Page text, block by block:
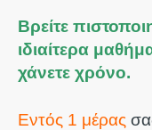
Βρείτε
ιδιαίτερα
χάνετε χρόνο.
Εντός 1 μέρας